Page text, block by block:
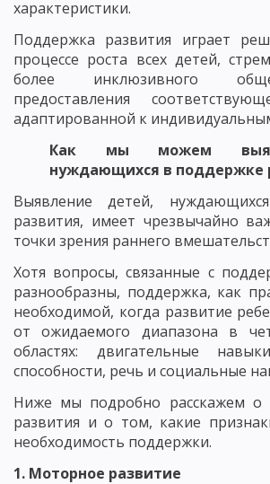
характеристики.
Поддержка развития играет
процессе роста всех детей,
более инклюзивного
предоставления
адаптированной к
Как мы можем
нуждающихся в поддержке
Выявление детей,
развития, имеет чрезвычайно
точки зрения раннего
Хотя вопросы, связанные с
разнообразны, поддержка, как
необходимой, когда развитие
от ожидаемого диапазона в
областях: двигательные
способности, речь и социальные
Ниже мы подробно расскажем о
развития и о том, какие
необходимость поддержки.
1. Моторное развитие